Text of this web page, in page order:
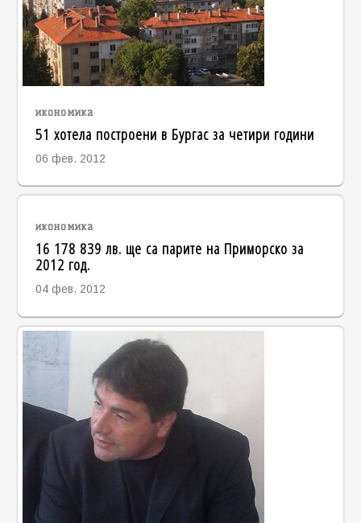
икономика
51 хотела построени в Бургас за четири години
06 фев. 2012
икономика
16 178 839 лв. ще са парите на Приморско за
2012 год.
04 фев. 2012